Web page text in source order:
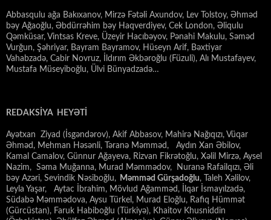
Abbasqulu ağa Bakıxanov, Mirzə Fətəli Axundov, Lev Tolstoy, Əhməd
bəy Ağaoğlu, Əbdürrəhim bəy Haqverdiyev, Cek London, Əliqulu
Qəmküsar, Vintsas Kreve, Üzeyir Hacıbəyov, Pənahi Makulu, Səməd
Vurğun, Şəhriyar, Bayram Bayramov, Hüseyn Arif, Bəxtiyar
Vahabzadə, Cabir Novruz, İldırım Əkbəroğlu (Füzuli), Alı Mustafayev,
Mustafa Müseyiboğlu, Ülvi Bünyadzadə…
REDAKSİYA HEYƏTİ
Ayətxan Ziyad (İsgəndərov), Akif Abbasov, Mahirə Nağıqızı, Vüqar
Əhməd, Mehman Həsənli, Təranə Məmməd, Aydın Xan Əbilov,
Kamal Camalov, Günnur Ağayeva, Rizvan Fikrətoğlu, Xəlil Mirzə, Aysel
Nazim, Səma Muğanna, Murad Məmmədov, Nuranə Rafailqızı, Əli
bəy Azəri, Sevindik Nəsiboğlu, Məmməd Gürşadoğlu, Taleh Xəlilov,
Leyla Yaşar, Aytac İbrahim, Mövlud Ağamməd, İlqar İsmayılzadə,
Südabə Məmmədova, Aysu Türkel, Murad Eloğlu, Rafiq Hümmət
(Gürcüstan), Faruk Habiboğlu (Türkiyə), Khaitov Khusniddin